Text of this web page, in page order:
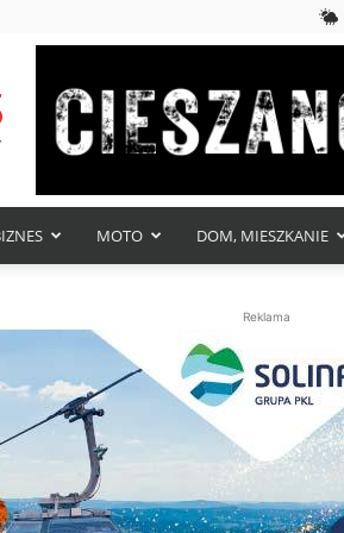
MOTO DOM, MIESZKANIE
Reklama